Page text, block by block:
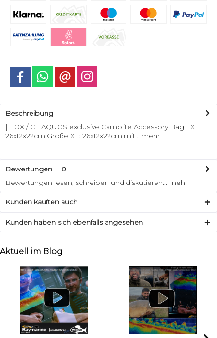
Beschreibung
| FOX / CL AQUOS exclusive Camolite Accessory Bag | XL |
26x12x22cm Größe XL: 26x12x22cm mit... mehr
Bewertungen
0
Bewertungen lesen, schreiben und diskutieren... mehr
Kunden kauften auch
Kunden haben sich ebenfalls angesehen
Aktuell im Blog